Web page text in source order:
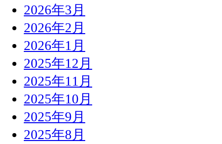
2026年3月
2026年2月
2026年1月
2025年12月
2025年11月
2025年10月
2025年9月
2025年8月